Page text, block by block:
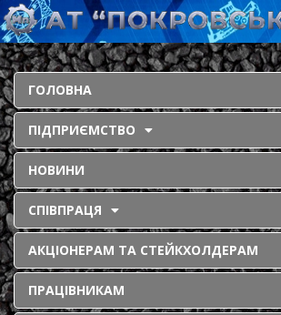
ГОЛОВНА
ПІДПРИЄМСТВО
НОВИНИ
СПІВПРАЦЯ
АКЦІОНЕРАМ ТА СТЕЙКХОЛДЕРАМ
ПРАЦІВНИКАМ